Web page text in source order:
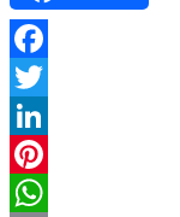
Facebook
Twitter
LinkedIn
Pinterest